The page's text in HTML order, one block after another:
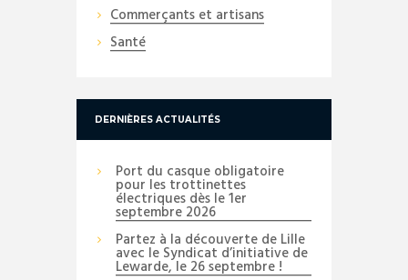
Commerçants et artisans
Santé
DERNIÈRES ACTUALITÉS
Port du casque obligatoire
pour les trottinettes
électriques dès le 1er
septembre 2026
Partez à la découverte de Lille
avec le Syndicat d’initiative de
Lewarde, le 26 septembre !